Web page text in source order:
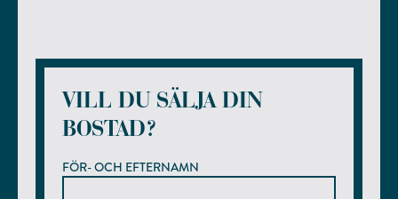
VILL DU SÄLJA DIN
BOSTAD?
FÖR- OCH EFTERNAMN